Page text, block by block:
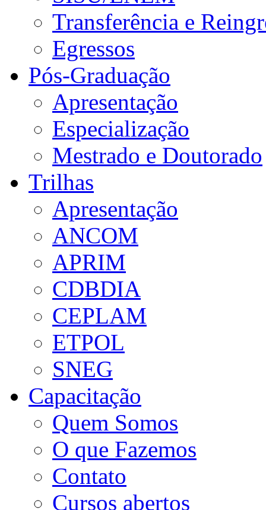
Transferência e
Egressos
Pós-Graduação
Apresentação
Especialização
Mestrado e Doutorado
Trilhas
Apresentação
ANCOM
APRIM
CDBDIA
CEPLAM
ETPOL
SNEG
Capacitação
Quem Somos
O que Fazemos
Contato
Cursos abertos